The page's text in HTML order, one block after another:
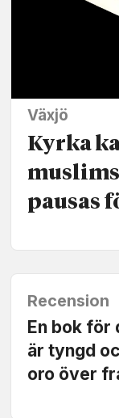
Växjö
Kyrka
pausas
Recension
En bok för
är tyngd
oro över